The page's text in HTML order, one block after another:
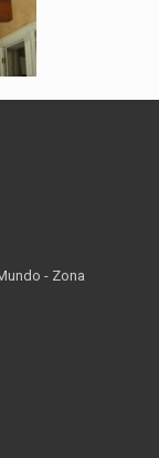
- Zona